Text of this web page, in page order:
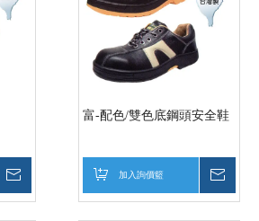
富-配色/雙色底鋼頭安全鞋
加入詢價籃